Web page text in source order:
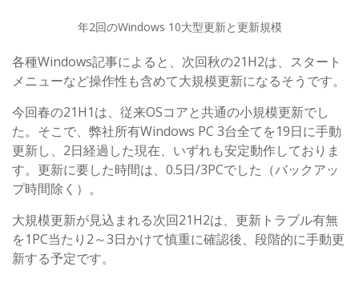
年2回のWindows 10大型更新と更新規模
各種Windows記事によると、次回秋の21H2は、スタート
メニューなど操作性も含めて大規模更新になるそうです。
今回春の21H1は、従来OSコアと共通の小規模更新でし
た。そこで、弊社所有Windows PC 3台全てを19日に手動
更新し、2日経過した現在、いずれも安定動作しておりま
す。更新に要した時間は、0.5日/3PCでした（バックアッ
プ時間除く）。
大規模更新が見込まれる次回21H2は、更新トラブル有無
を1PC当たり2～3日かけて慎重に確認後、段階的に手動更
新する予定です。